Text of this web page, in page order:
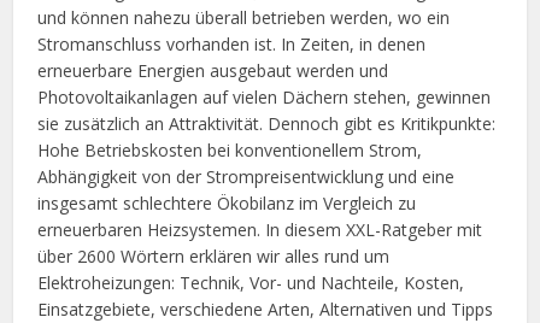
und können nahezu überall betrieben werden, wo ein
Stromanschluss vorhanden ist. In Zeiten, in denen
erneuerbare Energien ausgebaut werden und
Photovoltaikanlagen auf vielen Dächern stehen, gewinnen
sie zusätzlich an Attraktivität. Dennoch gibt es Kritikpunkte:
Hohe Betriebskosten bei konventionellem Strom,
Abhängigkeit von der Strompreisentwicklung und eine
insgesamt schlechtere Ökobilanz im Vergleich zu
erneuerbaren Heizsystemen. In diesem XXL-Ratgeber mit
über 2600 Wörtern erklären wir alles rund um
Elektroheizungen: Technik, Vor- und Nachteile, Kosten,
Einsatzgebiete, verschiedene Arten, Alternativen und Tipps